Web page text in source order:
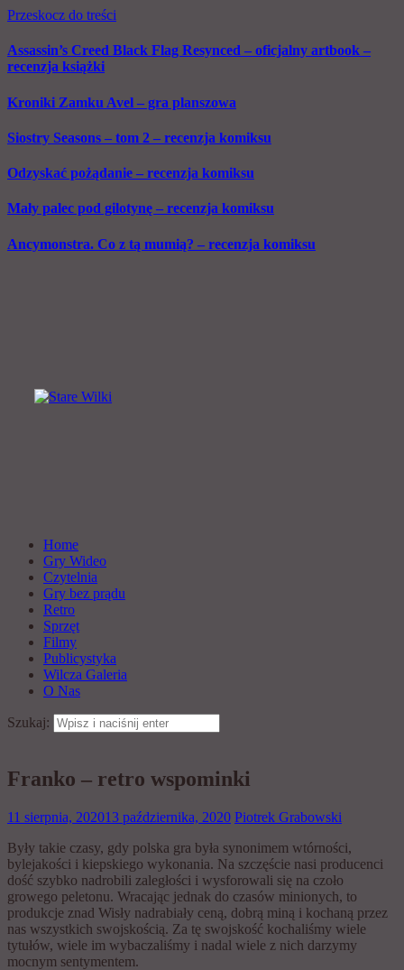
Przeskocz do treści
Assassin’s Creed Black Flag Resynced – oficjalny artbook –
recenzja książki
Kroniki Zamku Avel – gra planszowa
Siostry Seasons – tom 2 – recenzja komiksu
Odzyskać pożądanie – recenzja komiksu
Mały palec pod gilotynę – recenzja komiksu
Ancymonstra. Co z tą mumią? – recenzja komiksu
Home
Gry Wideo
Czytelnia
Gry bez prądu
Retro
Sprzęt
Filmy
Publicystyka
Wilcza Galeria
O Nas
Szukaj:
Franko – retro wspominki
11 sierpnia, 202013 października, 2020 Piotrek Grabowski
Były takie czasy, gdy polska gra była synonimem wtórności,
bylejakości i kiepskiego wykonania. Na szczęście nasi producenci
dość szybko nadrobili zaległości i wysforowali się na czoło
growego peletonu. Wracając jednak do czasów minionych, to
produkcje znad Wisły nadrabiały ceną, dobrą miną i kochaną przez
nas wszystkich swojskością. Za tę swojskość kochaliśmy wiele
tytułów, wiele im wybaczaliśmy i nadal wiele z nich darzymy
mocnym sentymentem.